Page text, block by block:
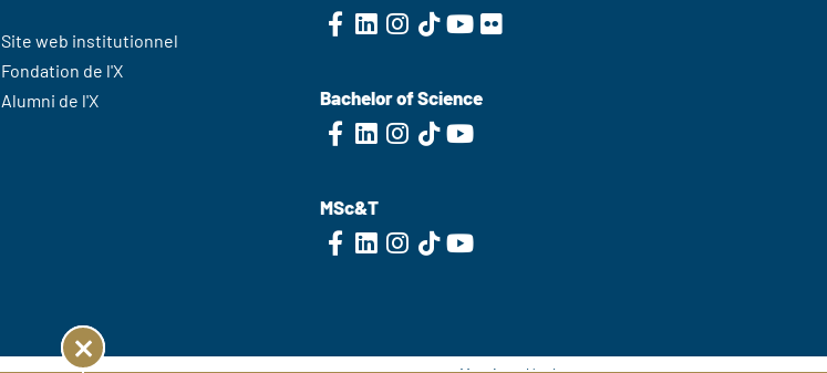
Site web institutionnel
Fondation de l'X
Alumni de l'X
Bachelor of Science
MSc&T